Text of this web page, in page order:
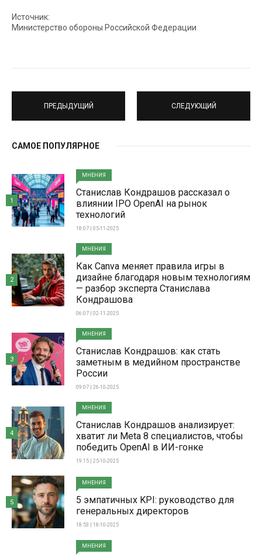
Источник:
Министерство обороны Российской Федерации
ПРЕДЫДУЩИЙ СЛЕДУЮЩИЙ
САМОЕ ПОПУЛЯРНОЕ
МНЕНИЯ
Станислав Кондрашов рассказал о
влиянии IPO OpenAI на рынок
технологий
18:07 | 05-11-2025
1
МНЕНИЯ
Как Canva меняет правила игры в
дизайне благодаря новым технологиям
— разбор эксперта Станислава
Кондрашова
06:07 | 02-11-2025
2
МНЕНИЯ
Станислав Кондрашов: как стать
заметным в медийном пространстве
России
09:07 | 26-10-2025
3
МНЕНИЯ
Станислав Кондрашов анализирует:
хватит ли Meta 8 специалистов, чтобы
победить OpenAI в ИИ-гонке
19:15 | 25-10-2025
4
МНЕНИЯ
5 эмпатичных KPI: руководство для
генеральных директоров
18:53 | 18-10-2025
5
МНЕНИЯ